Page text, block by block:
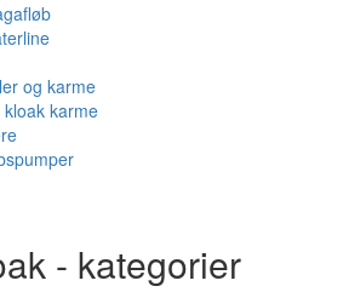
og karme
karme
- kategorier